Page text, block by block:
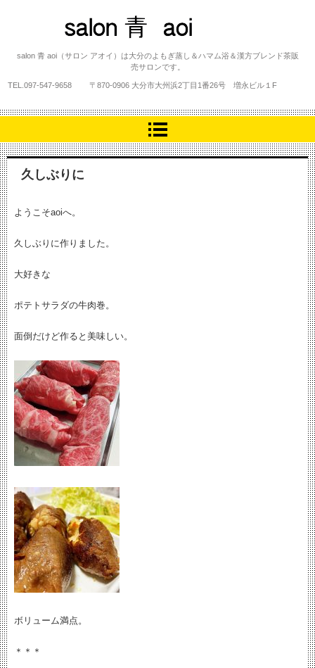
salon 青 aoi
salon 青 aoi（サロン アオイ）は大分のよもぎ蒸し＆ハマム浴＆漢方ブレンド茶販
売サロンです。
TEL. 097-547-9658 〒870-0906 大分市大州浜2丁目1番26号 増永ビル１F
久しぶりに
ようこそaoiへ。
久しぶりに作りました。
大好きな
ポテトサラダの牛肉巻。
面倒だけど作ると美味しい。
ボリューム満点。
＊＊＊